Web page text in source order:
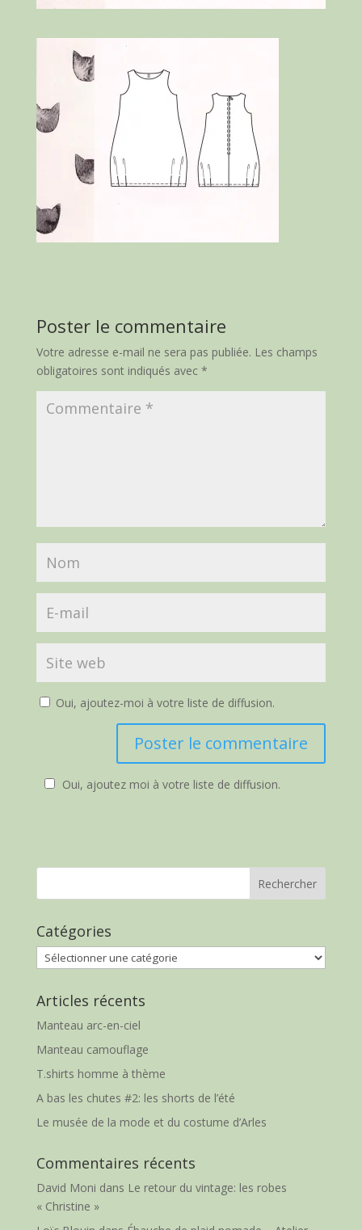
Poster le commentaire
Votre adresse e-mail ne sera pas publiée. Les champs
obligatoires sont indiqués avec *
Oui, ajoutez-moi à votre liste de diffusion.
Oui, ajoutez moi à votre liste de diffusion.
Catégories
Catégories
Articles récents
Manteau arc-en-ciel
Manteau camouflage
T.shirts homme à thème
A bas les chutes #2: les shorts de l’été
Le musée de la mode et du costume d’Arles
Commentaires récents
David Moni dans Le retour du vintage: les robes
« Christine »